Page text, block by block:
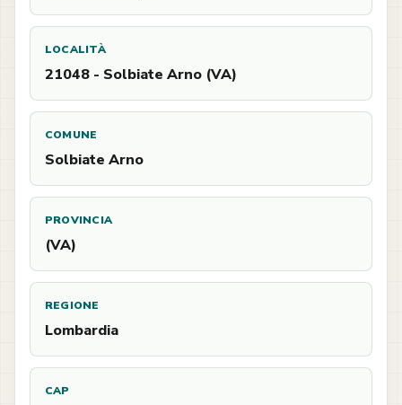
LOCALITÀ
21048 - Solbiate Arno (VA)
COMUNE
Solbiate Arno
PROVINCIA
(VA)
REGIONE
Lombardia
CAP